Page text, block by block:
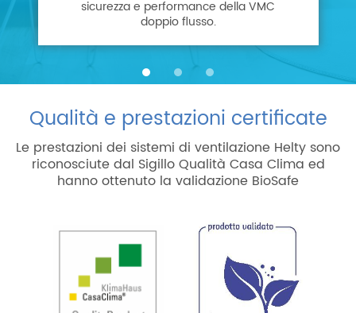
sicurezza e performance della VMC
doppio flusso.
Qualità e prestazioni certificate
Le prestazioni dei sistemi di ventilazione Helty sono
riconosciute dal Sigillo Qualità Casa Clima ed
hanno ottenuto la validazione BioSafe